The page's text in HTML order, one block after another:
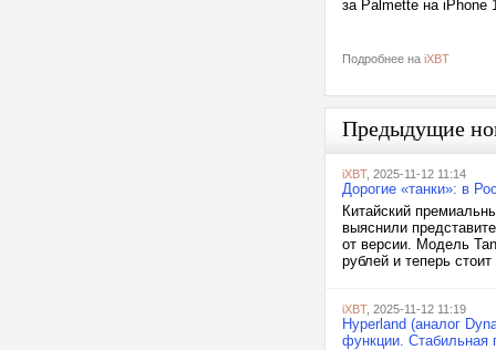
за Palmette на iPhone
Подробнее на iXBT
Предыдущие
iXBT, 2025-11-12 11:14
Дорогие «танки»: в
Китайский
выяснили
от версии. Модель
рублей и теперь
iXBT, 2025-11-12 11:19
Hyperland (аналог
функции. Стабильная